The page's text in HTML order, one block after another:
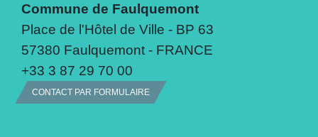
Commune de Faulquemont
Place de l'Hôtel de Ville - BP 63
57380 Faulquemont - FRANCE
+33 3 87 29 70 00
CONTACT PAR FORMULAIRE